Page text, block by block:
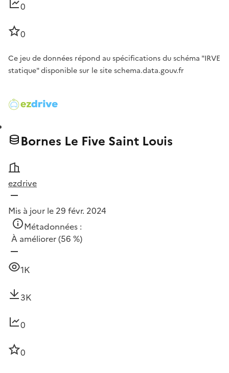
0
0
Ce jeu de données répond au spécifications du schéma "IRVE
statique" disponible sur le site schema.data.gouv.fr
Bornes Le Five Saint Louis
ezdrive
Mis à jour le 29 févr. 2024
Métadonnées :
À améliorer(56 %)
1K
3K
0
0